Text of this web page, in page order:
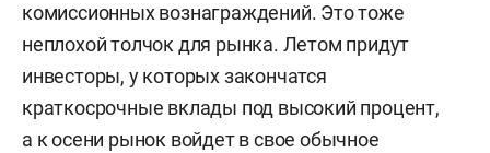
комиссионных вознаграждений. Это тоже
неплохой толчок для рынка. Летом придут
инвесторы, у которых закончатся
краткосрочные вклады под высокий процент,
а к осени рынок войдет в свое обычное